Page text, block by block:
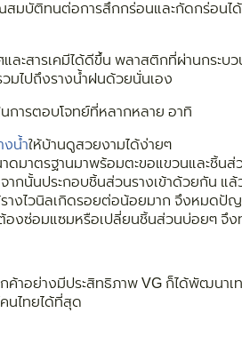
บัติทนต่อการสึกกร่อนและกัดกร่อนได้
ะสารเคมีได้ดีขึ้น พลาสติกที่ผ่านกระบว
มไปถึงรางน้ำฝนด้วยนั่นเอง
การตอบโจทย์ที่หลากหลาย อาทิ
งน้ำให้บ้านดูสวยงามได้ง่ายๆ
าดมาตรฐานมาพร้อมตะขอแขวนและชิ้น
กนั้นประกอบชิ้นส่วนรางเข้าด้วยกัน แ
างไวนิลเกิดรอยต่อน้อยมาก จึงหมดปัญ
ต้องซ่อมแซมหรือเปลี่ยนชิ้นส่วนบ่อยๆ จึ
อย่างมีประสิทธิภาพ VG ก็ได้พัฒนาเท
นไทยได้ที่สุด